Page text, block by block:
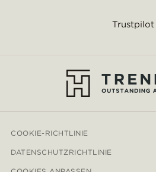
Trustpilot
COOKIE-RICHTLINIE
DATENSCHUTZRICHTLINIE